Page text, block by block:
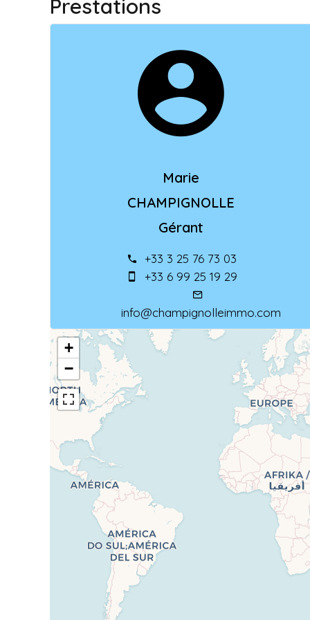
Prestations
Marie
CHAMPIGNOLLE
Gérant
+33 3 25 76 73 03
+33 6 99 25 19 29
info@champignolleimmo.com
+
−